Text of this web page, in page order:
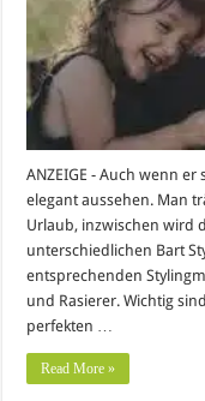
ANZEIGE - Auch wenn
elegant aussehen. Man
Urlaub, inzwischen wird
unterschiedlichen Bart
entsprechenden
und Rasierer. Wichtig
perfekten …
Read More »